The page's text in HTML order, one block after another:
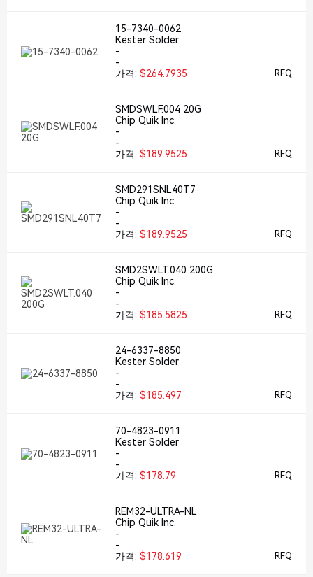
15-7340-0062
Kester Solder
-
-
가격: $264.7935 RFQ
SMDSWLF.004 20G
Chip Quik Inc.
-
-
가격: $189.9525 RFQ
SMD291SNL40T7
Chip Quik Inc.
-
-
가격: $189.9525 RFQ
SMD2SWLT.040 200G
Chip Quik Inc.
-
-
가격: $185.5825 RFQ
24-6337-8850
Kester Solder
-
-
가격: $185.497 RFQ
70-4823-0911
Kester Solder
-
-
가격: $178.79 RFQ
REM32-ULTRA-NL
Chip Quik Inc.
-
-
가격: $178.619 RFQ